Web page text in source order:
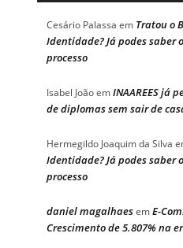
Cesário Palassa em Tratou o
Identidade? Já podes saber
processo
Isabel JoãoemINAAREES já
de diplomas sem sair de
Hermegildo Joaquim da Silva
Identidade? Já podes saber
processo
daniel magalhaesemE-
Crescimento de 5.807% na